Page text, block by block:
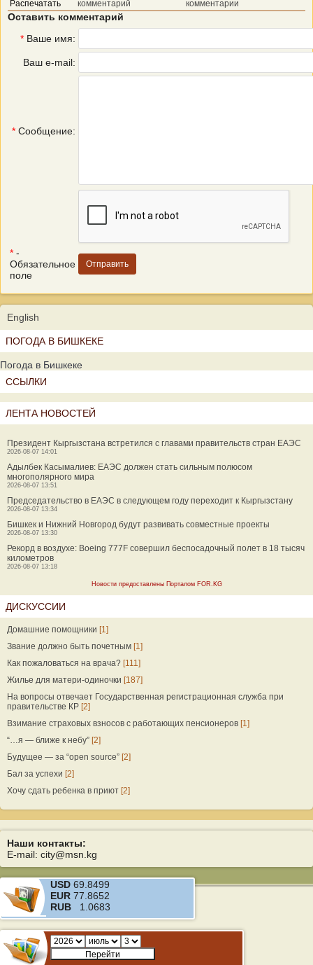
Распечатать комментарий комментарии
Оставить комментарий
* Ваше имя:
Ваш e-mail:
* Сообщение:
* -
Обязательное
поле
English
ПОГОДА В БИШКЕКЕ
Погода в Бишкеке
ССЫЛКИ
ЛЕНТА НОВОСТЕЙ
Президент Кыргызстана встретился с главами правительств стран ЕАЭС
2026-08-07 14:01
Адылбек Касымалиев: ЕАЭС должен стать сильным полюсом
многополярного мира
2026-08-07 13:51
Председательство в ЕАЭС в следующем году переходит к Кыргызстану
2026-08-07 13:34
Бишкек и Нижний Новгород будут развивать совместные проекты
2026-08-07 13:30
Рекорд в воздухе: Boeing 777F совершил беспосадочный полет в 18 тысяч
километров
2026-08-07 13:18
Новости предоставлены Порталом FOR.KG
ДИСКУССИИ
Домашние помощники [1]
Звание должно быть почетным [1]
Как пожаловаться на врача? [111]
Жилье для матери-одиночки [187]
На вопросы отвечает Государственная регистрационная служба при
правительстве КР [2]
Взимание страховых взносов с работающих пенсионеров [1]
“…я — ближе к небу” [2]
Будущее — за “open source” [2]
Бал за успехи [2]
Хочу сдать ребенка в приют [2]
Наши контакты:
E-mail: city@msn.kg
USD 69.8499
EUR 77.8652
RUB 1.0683